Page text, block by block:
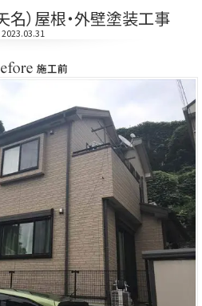
名）屋根・外壁塗装工事
2023.03.31